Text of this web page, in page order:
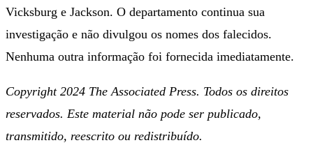
Vicksburg e Jackson. O departamento continua sua
investigação e não divulgou os nomes dos falecidos.
Nenhuma outra informação foi fornecida imediatamente.
Copyright 2024 The Associated Press. Todos os direitos
reservados. Este material não pode ser publicado,
transmitido, reescrito ou redistribuído.